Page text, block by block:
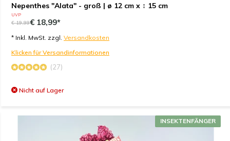
Nepenthes "Alata" - groß | ø 12 cm x ↕ 15 cm
UVP
€ 19,99€ 18,99*
* Inkl. MwSt. zzgl. Versandkosten
Klicken für Versandinformationen
(27)
Nicht auf Lager
INSEKTENFÄNGER